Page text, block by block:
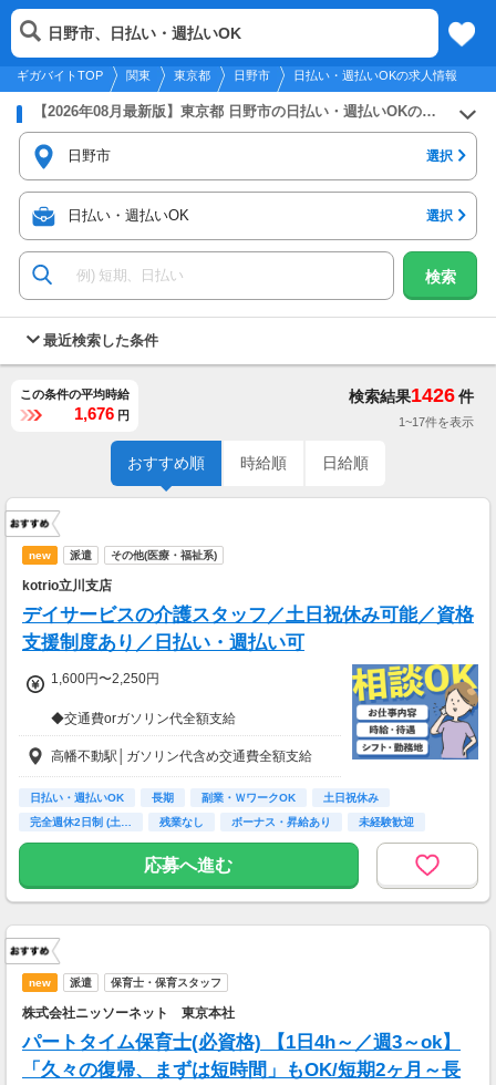
2026年8月6日更新
関東
メニュー
ギガバイトTOP 関東 東京都 日野市 日払い・週払いOKの求人情報
日野市、日払い・週払いOK
【2026年08月最新版】東京都 日野市の日払い・週払いOKのバイト・アルバイト・パートの求人募集情報
日野市 選択
日払い・週払いOK 選択
検索
最近検索した条件
この条件の平均時給
1,676 円
検索結果1426件
1~17件を表示
おすすめ順 時給順 日給順
new 派遣 その他(医療・福祉系)
kotrio立川支店
デイサービスの介護スタッフ／土日祝休み可能／資格
支援制度あり／日払い・週払い可
1,600円〜2,250円
◆交通費orガソリン代全額支給
◆各種社会保険完備
◆日払い・週払い制度（各規定有）
急な出費にあんしんの制度です。
スマホからかんたんに申請が出来ます！
高幡不動駅│ガソリン代含め交通費全額支給
日払い・週払いOK 長期 副業・ＷワークOK
土日祝休み
完全週休2日制 (土…
残業なし ボーナス・昇給あり
未経験歓迎
主婦(夫)歓迎
応募へ進む
new 派遣 保育士・保育スタッフ
株式会社ニッソーネット 東京本社
パートタイム保育士(必資格) 【1日4h～／週3～ok】
「久々の復帰、まずは短時間」もOK/短期2ヶ月～長